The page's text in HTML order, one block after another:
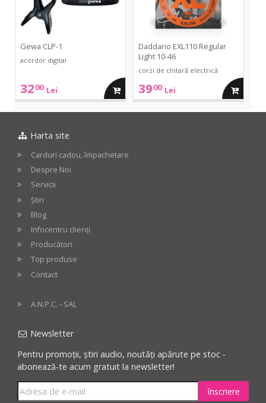
Gewa CLP-1
acordor digital
3200 Lei adauga
in
Daddario EXL110 Regular
Light 10-46
corzi de chitară electrică
3900 Lei adauga
in
Harta site
Carduri cadou, împachetare
Despre Noi
Servicii
Știri
Blog
Infocentru clienți
Producători
Top produse
Contact
A.N.P.C. - SAL
Newsletter
Pentru promoții, știri audio, noutăți apărute pe stoc -
abonează-te acum gratuit la newsletter!
înscriere